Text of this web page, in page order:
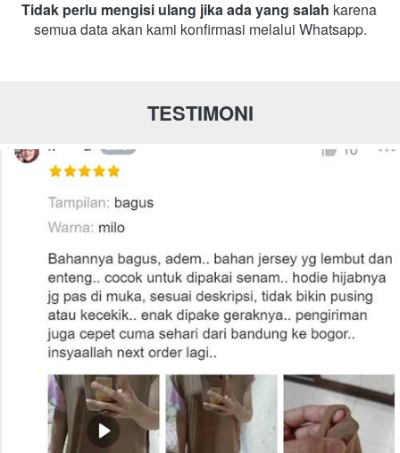
Tidak perlu mengisi ulang jika ada yang salah karena
semua data akan kami konfirmasi melalui Whatsapp.
TESTIMONI